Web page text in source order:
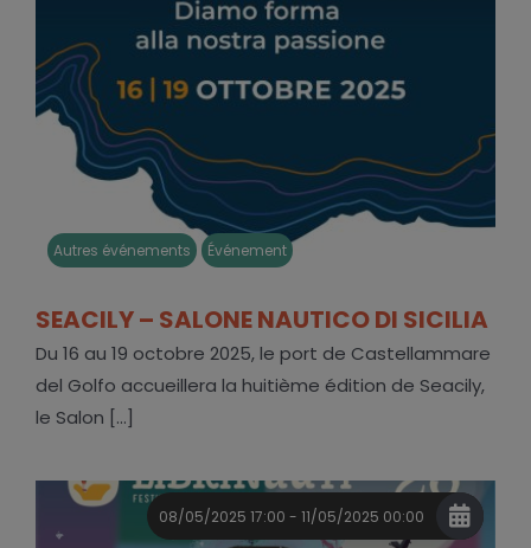
Autres événements Événement
SEACILY – SALONE NAUTICO DI SICILIA
Du 16 au 19 octobre 2025, le port de Castellammare
del Golfo accueillera la huitième édition de Seacily,
le Salon [...]
08/05/2025 17:00 - 11/05/2025 00:00